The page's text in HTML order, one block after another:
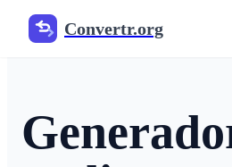
Convertr.org